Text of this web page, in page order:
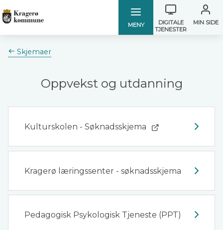
Kragerø
kommune
Kragerø
kommune
DIGITALE
TJENESTER
MIN SIDE
MENY
Du
er
Skjemaer
Oppvekst og utdanning
Kulturskolen - Søknadsskjema
Kragerø læringssenter - søknadsskjema
Pedagogisk Psykologisk Tjeneste (PPT)